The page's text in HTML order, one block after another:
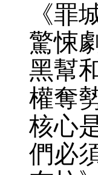
《罪
驚悚
黑幫
權奪
核心
們必